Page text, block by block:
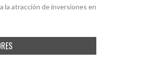
la atracción de inversiones en